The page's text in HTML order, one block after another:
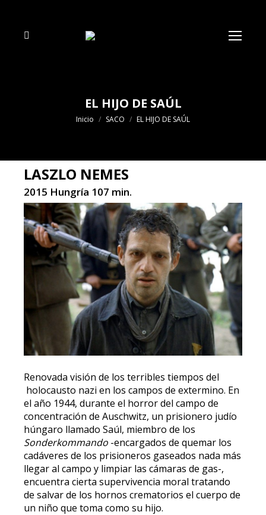
Buscar:
EL HIJO DE SAÚL
Estás aquí:
Inicio SACO EL HIJO DE SAÚL
LASZLO NEMES
2015 Hungría 107 min.
Renovada visión de los terribles tiempos del
holocausto nazi en los campos de extermino. En
el año 1944, durante el horror del campo de
concentración de Auschwitz, un prisionero judío
húngaro llamado Saúl, miembro de los
Sonderkommando -encargados de quemar los
cadáveres de los prisioneros gaseados nada más
llegar al campo y limpiar las cámaras de gas-,
encuentra cierta supervivencia moral tratando
de salvar de los hornos crematorios el cuerpo de
un niño que toma como su hijo.